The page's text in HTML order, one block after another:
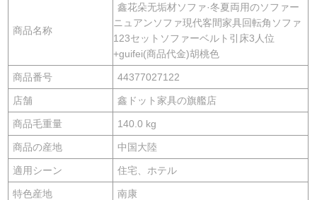
商品名称
鑫花朵无垢材ソファ·冬夏両用のソファー
ニュアンソファ現代客間家具回転角ソファ
123セットソファーベルト引床3人位
+guifei(商品代金)胡桃色
商品番号 44377027122
店舗 鑫ドット家具の旗艦店
商品毛重量 140.0 kg
商品の産地 中国大陸
適用シーン 住宅、ホテル
特色産地 南康